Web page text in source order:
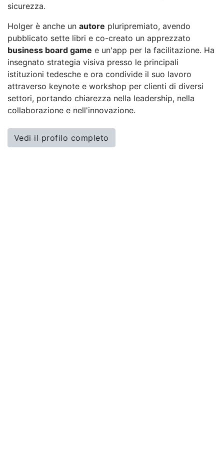
sicurezza.
Holger è anche un autore pluripremiato, avendo
pubblicato sette libri e co-creato un apprezzato
business board game e un'app per la facilitazione. Ha
insegnato strategia visiva presso le principali
istituzioni tedesche e ora condivide il suo lavoro
attraverso keynote e workshop per clienti di diversi
settori, portando chiarezza nella leadership, nella
collaborazione e nell'innovazione.
Vedi il profilo completo